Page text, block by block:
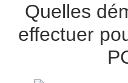
Quelles
effectuer